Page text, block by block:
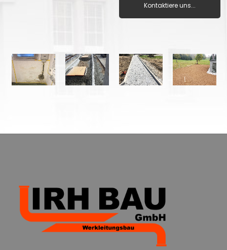
Kontaktiere uns...